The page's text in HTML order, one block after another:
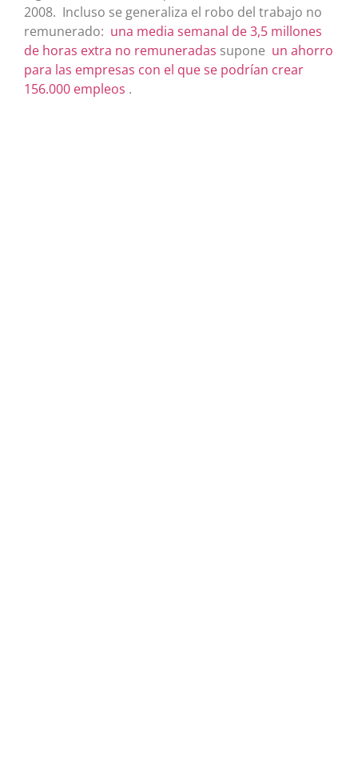
2008. Incluso se generaliza el robo del trabajo no
remunerado: una media semanal de 3,5 millones
de horas extra no remuneradas supone un ahorro
para las empresas con el que se podrían crear
156.000 empleos .